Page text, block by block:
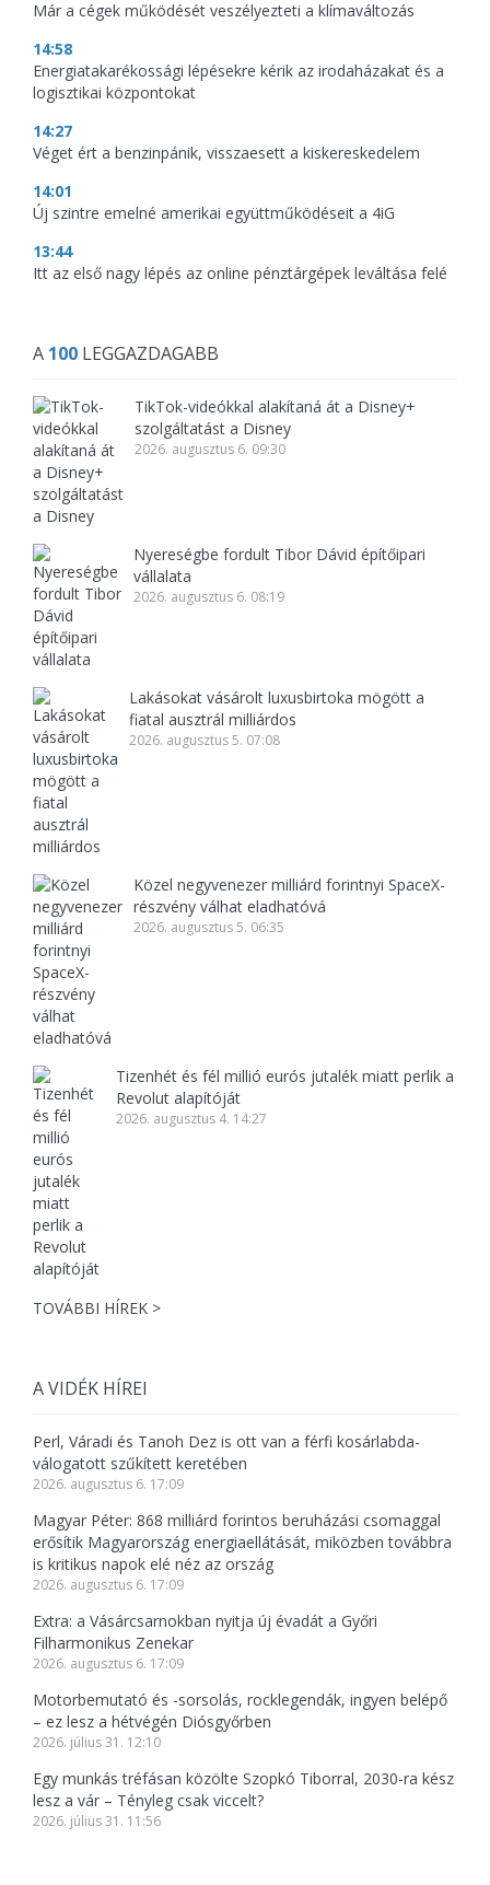
Már a cégek működését veszélyezteti a klímaváltozás
14:58
Energiatakarékossági lépésekre kérik az irodaházakat és a
logisztikai központokat
14:27
Véget ért a benzinpánik, visszaesett a kiskereskedelem
14:01
Új szintre emelné amerikai együttműködéseit a 4iG
13:44
Itt az első nagy lépés az online pénztárgépek leváltása felé
A 100 LEGGAZDAGABB
TikTok-videókkal alakítaná át a Disney+
szolgáltatást a Disney
2026. augusztus 6. 09:30
Nyereségbe fordult Tibor Dávid építőipari
vállalata
2026. augusztus 6. 08:19
Lakásokat vásárolt luxusbirtoka mögött a
fiatal ausztrál milliárdos
2026. augusztus 5. 07:08
Közel negyvenezer milliárd forintnyi SpaceX-
részvény válhat eladhatóvá
2026. augusztus 5. 06:35
Tizenhét és fél millió eurós jutalék miatt perlik a
Revolut alapítóját
2026. augusztus 4. 14:27
TOVÁBBI HÍREK >
A VIDÉK HÍREI
Perl, Váradi és Tanoh Dez is ott van a férfi kosárlabda-
válogatott szűkített keretében
2026. augusztus 6. 17:09
Magyar Péter: 868 milliárd forintos beruházási csomaggal
erősítik Magyarország energiaellátását, miközben továbbra
is kritikus napok elé néz az ország
2026. augusztus 6. 17:09
Extra: a Vásárcsarnokban nyitja új évadát a Győri
Filharmonikus Zenekar
2026. augusztus 6. 17:09
Motorbemutató és -sorsolás, rocklegendák, ingyen belépő
– ez lesz a hétvégén Diósgyőrben
2026. július 31. 12:10
Egy munkás tréfásan közölte Szopkó Tiborral, 2030-ra kész
lesz a vár – Tényleg csak viccelt?
2026. július 31. 11:56